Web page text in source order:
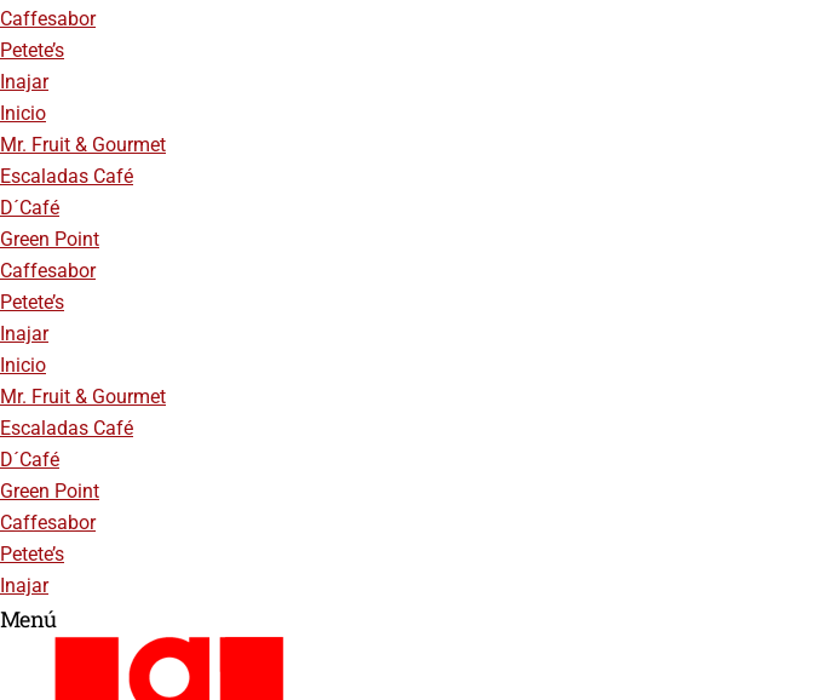
Caffesabor
Petete’s
Inajar
Inicio
Mr. Fruit & Gourmet
Escaladas Café
D´Café
Green Point
Caffesabor
Petete’s
Inajar
Inicio
Mr. Fruit & Gourmet
Escaladas Café
D´Café
Green Point
Caffesabor
Petete’s
Inajar
Menú